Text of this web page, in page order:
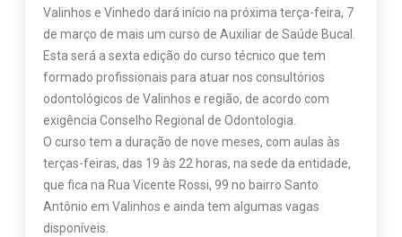
Valinhos e Vinhedo dará início na próxima terça-feira, 7
de março de mais um curso de Auxiliar de Saúde Bucal.
Esta será a sexta edição do curso técnico que tem
formado profissionais para atuar nos consultórios
odontológicos de Valinhos e região, de acordo com
exigência Conselho Regional de Odontologia.
O curso tem a duração de nove meses, com aulas às
terças-feiras, das 19 às 22 horas, na sede da entidade,
que fica na Rua Vicente Rossi, 99 no bairro Santo
Antônio em Valinhos e ainda tem algumas vagas
disponíveis.